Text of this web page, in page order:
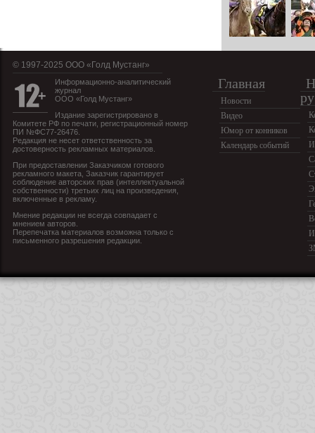
© 1997-2025 OOO «Голд Мустанг»
Информационно-аналитический
журнал
ООО «Голд Мустанг»
Издание зарегистрировано в
Комитете РФ по печати, регистрационный номер
ПИ №ФС77-26476.
Редакция не несет ответственность за
достоверность рекламных материалов.
При предоставлении Заказчиком готового
рекламного макета, Заказчик гарантирует
соблюдение авторских прав (интеллектуальной
собственности) третьих лиц на произведения,
включенные в рекламу.
Мнение редакции не всегда совпадает с
мнением авторов.
Перепечатка материалов возможна только с
письменного разрешения редакции.
Главная
Новости
Видео
Юмор от конников
Календарь событий